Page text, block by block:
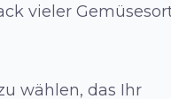
vieler
wählen, das Ihr